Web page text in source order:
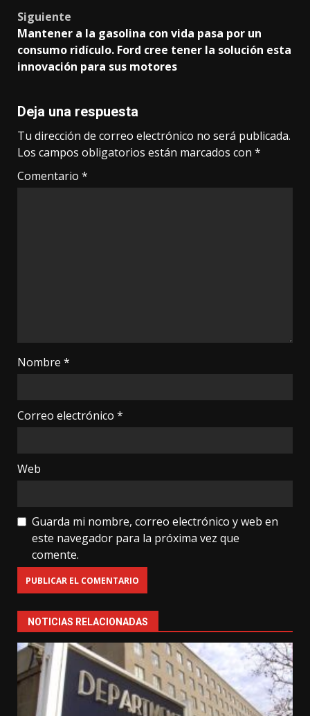
Siguiente
Mantener a la gasolina con vida pasa por un
consumo ridículo. Ford cree tener la solución esta
innovación para sus motores
Deja una respuesta
Tu dirección de correo electrónico no será publicada.
Los campos obligatorios están marcados con *
Comentario *
Nombre *
Correo electrónico *
Web
Guarda mi nombre, correo electrónico y web en
este navegador para la próxima vez que
comente.
NOTICIAS RELACIONADAS